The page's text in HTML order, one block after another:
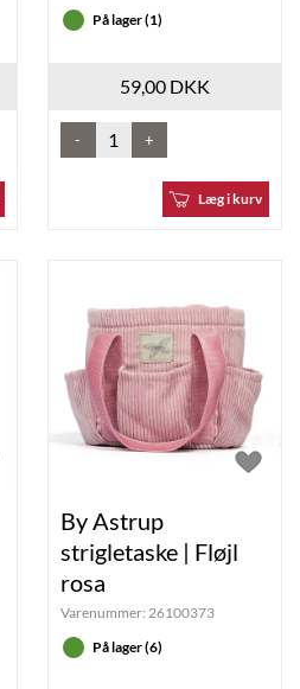
På lager (1)
59,00 DKK
- +
Læg i kurv
By Astrup
strigletaske | Fløjl
rosa
Varenummer: 26100373
På lager (6)